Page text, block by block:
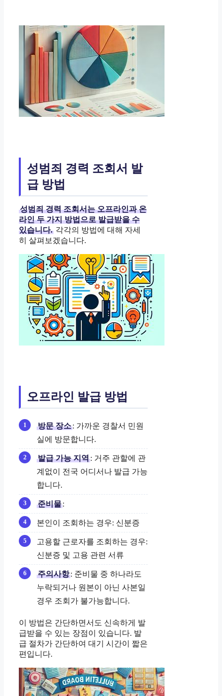
성범죄 경력 조회서 발
급 방법
성범죄 경력 조회서는 오프라인과 온
라인 두 가지 방법으로 발급받을 수
있습니다. 각각의 방법에 대해 자세
히 살펴보겠습니다.
오프라인 발급 방법
방문 장소: 가까운 경찰서 민원
실에 방문합니다.
발급 가능 지역: 거주 관할에 관
계없이 전국 어디서나 발급 가능
합니다.
준비물:
본인이 조회하는 경우: 신분증
고용할 근로자를 조회하는 경우:
신분증 및 고용 관련 서류
주의사항: 준비물 중 하나라도
누락되거나 원본이 아닌 사본일
경우 조회가 불가능합니다.
이 방법은 간단하면서도 신속하게 발
급받을 수 있는 장점이 있습니다. 발
급 절차가 간단하여 대기 시간이 짧은
편입니다.